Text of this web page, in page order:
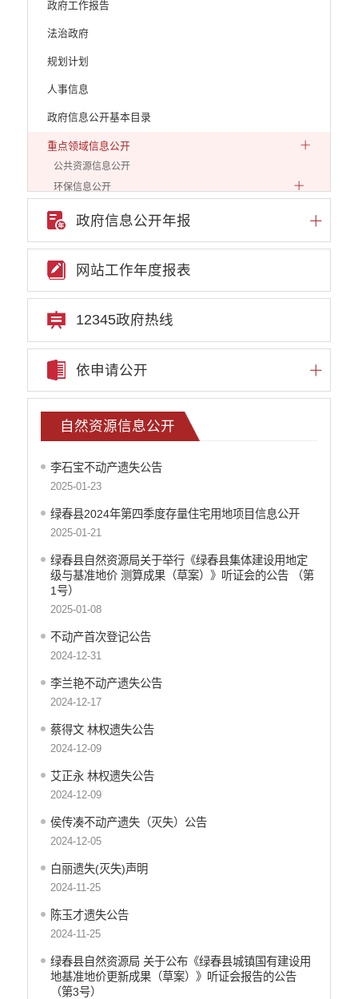
政府工作报告
法治政府
规划计划
人事信息
政府信息公开基本目录
重点领域信息公开
公共资源信息公开
环保信息公开
发展和改革信息公开
教育教学信息公开
安全生产信息公开
市场监管信息公开
住建工作信息公开
文化和旅游工作信息公开
民政工作信息公开
审计结果公示
人社信息公开
新闻发布
社会公益事业建设
政府债务信息公开
人大建议和政协提案
机构职能
权责清单
行政许可
行政处罚和行政强制
政府集中采购
重大决策听证事项
重大决策预公开
减税降费
涉农补贴
稳岗就业
乡村振兴
社会救助
生态环境
政府信息公开年报
网站工作年度报表
12345政府热线
依申请公开
自然资源信息公开
李石宝不动产遗失公告
2025-01-23
绿春县2024年第四季度存量住宅用地项目信息公开
2025-01-21
绿春县自然资源局关于举行《绿春县集体建设用地定
级与基准地价 测算成果（草案）》听证会的公告 （第
1号）
2025-01-08
不动产首次登记公告
2024-12-31
李兰艳不动产遗失公告
2024-12-17
蔡得文 林权遗失公告
2024-12-09
艾正永 林权遗失公告
2024-12-09
侯传凑不动产遗失（灭失）公告
2024-12-05
白丽遗失(灭失)声明
2024-11-25
陈玉才遗失公告
2024-11-25
绿春县自然资源局 关于公布《绿春县城镇国有建设用
地基准地价更新成果（草案）》听证会报告的公告
（第3号）